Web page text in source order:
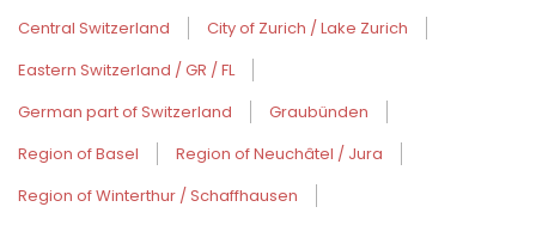
Central Switzerland
City of Zurich / Lake Zurich
Eastern Switzerland / GR / FL
German part of Switzerland
Graubünden
Region of Basel
Region of Neuchâtel / Jura
Region of Winterthur / Schaffhausen